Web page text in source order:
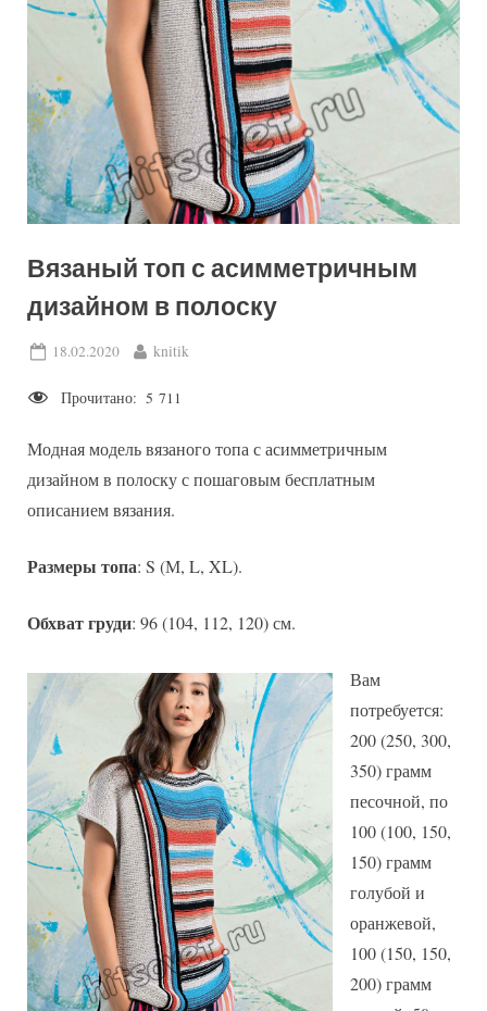
Вязаный топ с асимметричным
дизайном в полоску
Posted
18.02.2020 By
knitik
Прочитано: 5 711
Модная модель вязаного топа с асимметричным
дизайном в полоску с пошаговым бесплатным
описанием вязания.
Размеры топа: S (М, L, XL).
Обхват груди: 96 (104, 112, 120) см.
Вам
потребуется:
200 (250, 300,
350) грамм
песочной, по
100 (100, 150,
150) грамм
голубой и
оранжевой,
100 (150, 150,
200) грамм